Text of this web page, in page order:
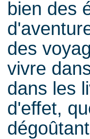
bien des
des
vivre
dans les
d'effet,